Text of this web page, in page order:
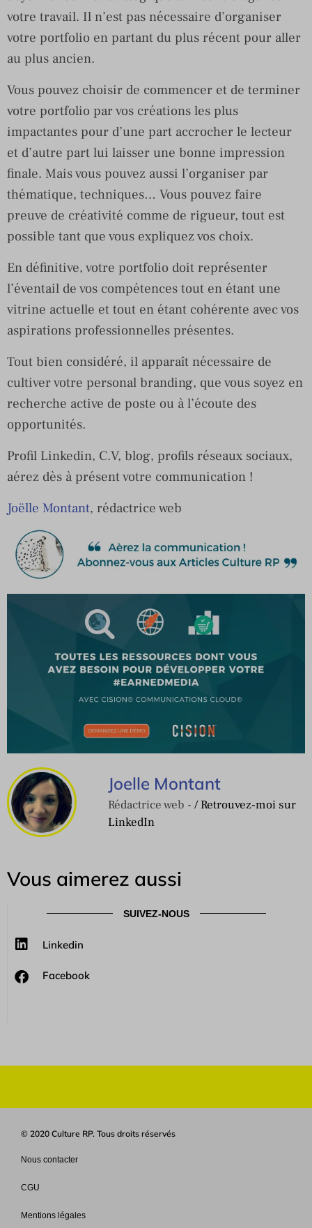
votre travail. Il n’est pas nécessaire d’organiser
votre portfolio en partant du plus récent pour aller
au plus ancien.
Vous pouvez choisir de commencer et de terminer
votre portfolio par vos créations les plus
impactantes pour d’une part accrocher le lecteur
et d’autre part lui laisser une bonne impression
finale. Mais vous pouvez aussi l’organiser par
thématique, techniques… Vous pouvez faire
preuve de créativité comme de rigueur, tout est
possible tant que vous expliquez vos choix.
En définitive, votre portfolio doit représenter
l’éventail de vos compétences tout en étant une
vitrine actuelle et tout en étant cohérente avec vos
aspirations professionnelles présentes.
Tout bien considéré, il apparaît nécessaire de
cultiver votre personal branding, que vous soyez en
recherche active de poste ou à l’écoute des
opportunités.
Profil Linkedin, C.V, blog, profils réseaux sociaux,
aérez dès à présent votre communication !
Joëlle Montant, rédactrice web
Joelle Montant
Rédactrice web - / Retrouvez-moi sur
LinkedIn
Vous aimerez aussi
SUIVEZ-NOUS
Linkedin
Facebook
© 2020 Culture RP. Tous droits réservés
Nous contacter
CGU
Mentions légales